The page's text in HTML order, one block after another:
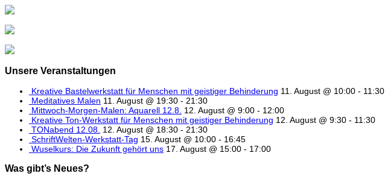
Unsere Veranstaltungen
Kreative Bastelwerkstatt für Menschen mit geistiger Behinderung 11. August @ 10:00 - 11:30
Meditatives Malen 11. August @ 19:30 - 21:30
Mittwoch-Morgen-Malen: Aquarell 12.8. 12. August @ 9:00 - 12:00
Kreative Ton-Werkstatt für Menschen mit geistiger Behinderung 12. August @ 9:30 - 11:30
TONabend 12.08. 12. August @ 18:30 - 21:30
SchriftWelten-Werkstatt-Tag 15. August @ 10:00 - 16:45
Wuselkurs: Die Zukunft gehört uns 17. August @ 15:00 - 17:00
Was gibt’s Neues?